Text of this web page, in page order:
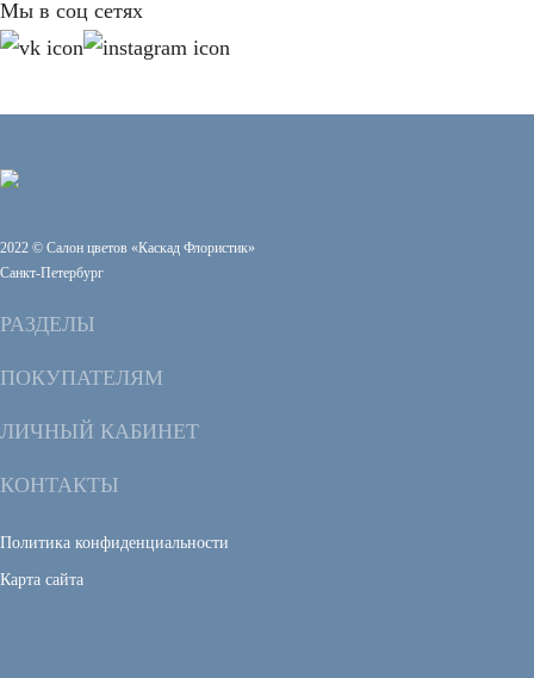
Мы в соц сетях
2022 © Салон цветов «Каскад Флористик»
Санкт-Петербург
РАЗДЕЛЫ
ПОКУПАТЕЛЯМ
ЛИЧНЫЙ КАБИНЕТ
КОНТАКТЫ
Политика конфиденциальности
Карта сайта